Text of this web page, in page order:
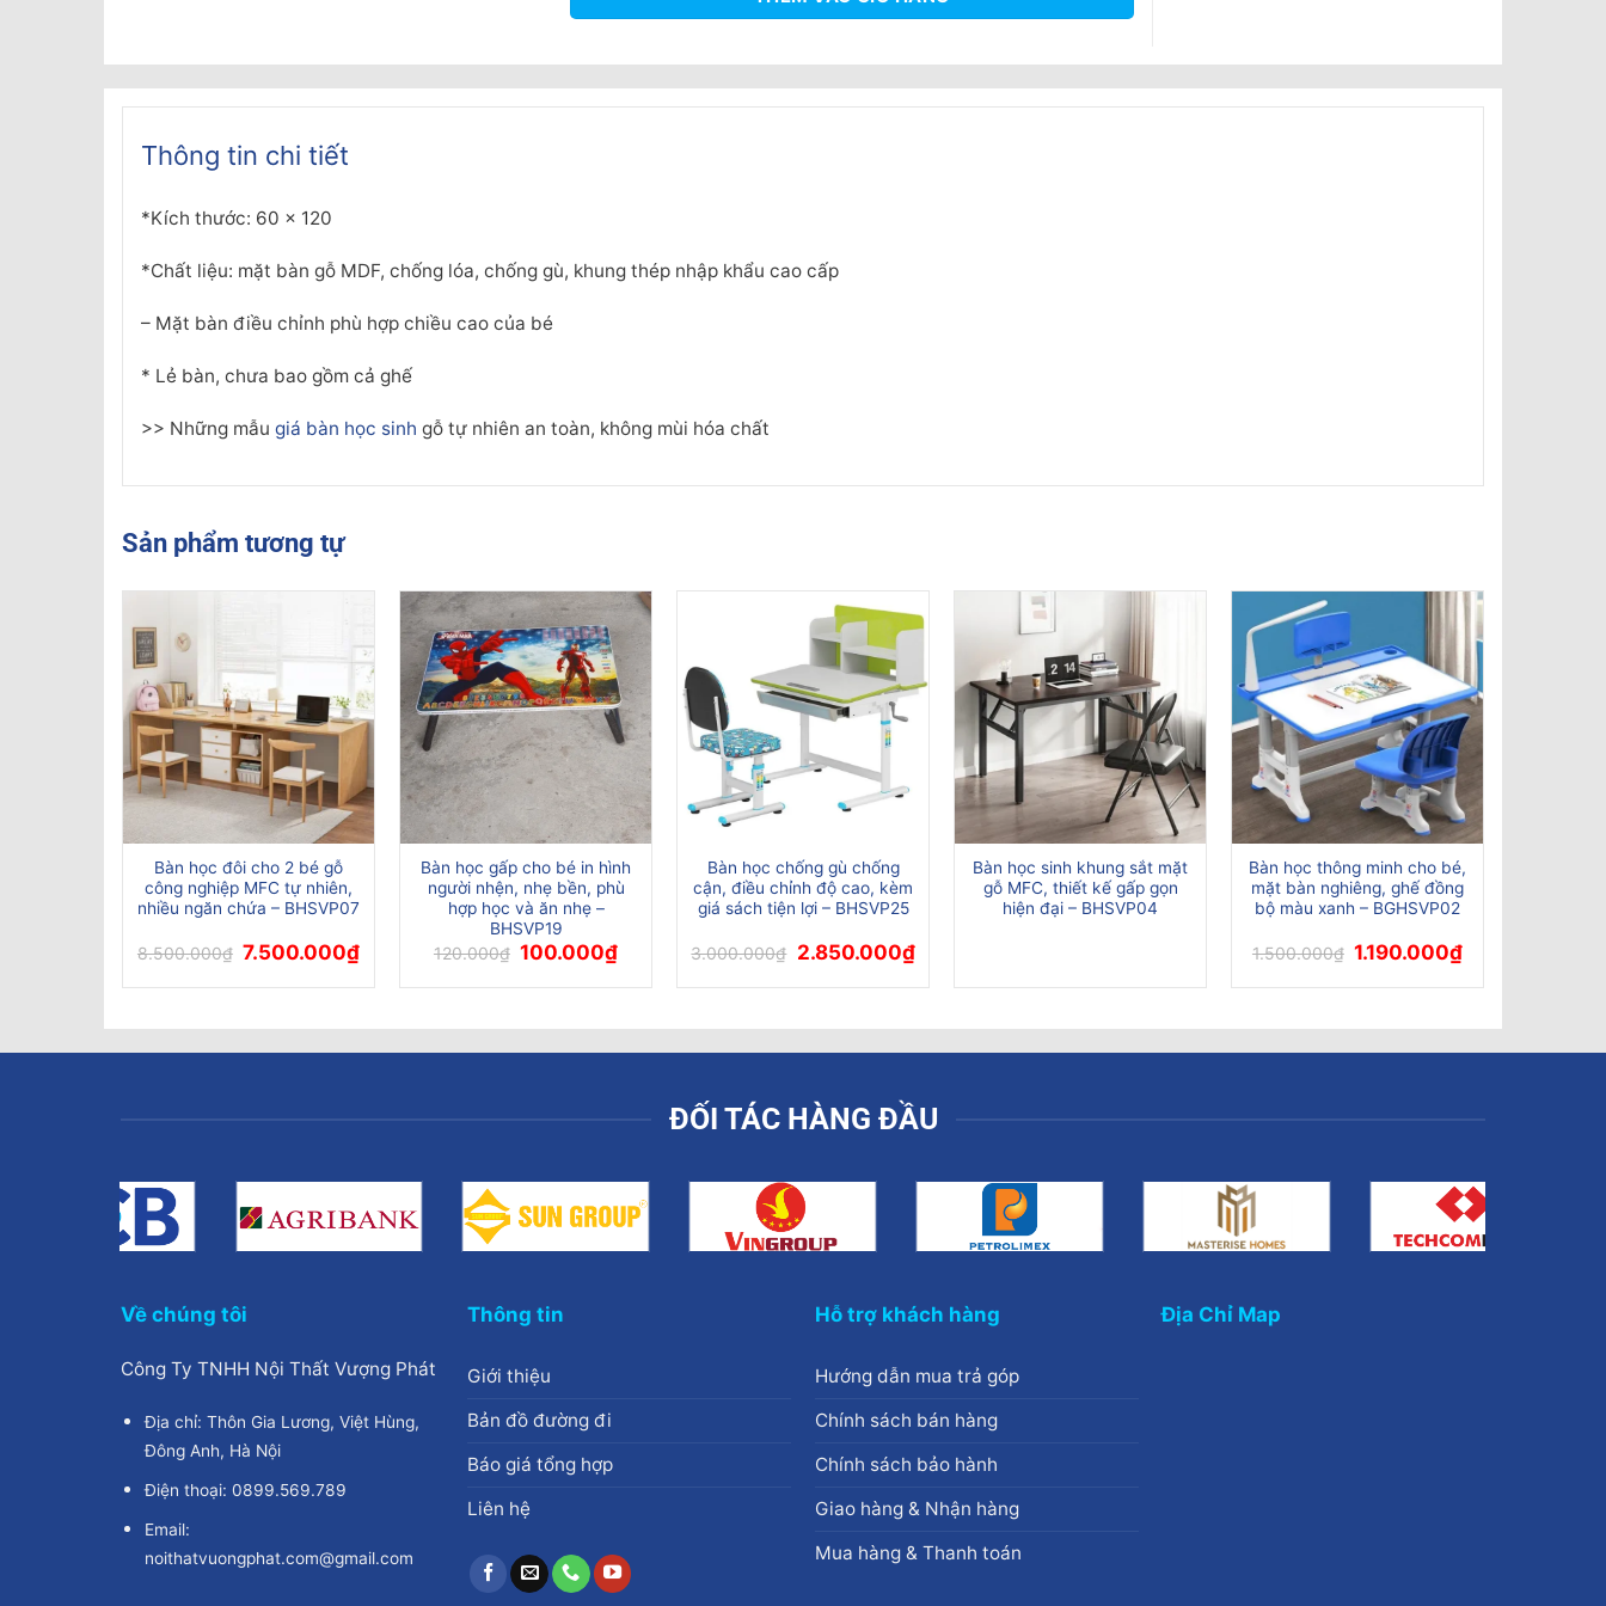
Thông tin chi tiết
*Kích thước: 60 x 120
*Chất liệu: mặt bàn gỗ MDF, chống lóa, chống gù, khung thép nhập khẩu cao cấp
– Mặt bàn điều chỉnh phù hợp chiều cao của bé
* Lẻ bàn, chưa bao gồm cả ghế
>> Những mẫu giá bàn học sinh gỗ tự nhiên an toàn, không mùi hóa chất
Sản phẩm tương tự
Bàn học đôi cho 2 bé gỗ
công nghiệp MFC tự nhiên,
nhiều ngăn chứa – BHSVP07
8.500.000₫ Giá
gốc
là:
7.500.000₫Giá
tại
Bàn học gấp cho bé in hình
người nhện, nhẹ bền, phù
hợp học và ăn nhẹ –
BHSVP19
120.000₫ Giá
gốc
là:
100.000₫Giá
tại
Bàn học chống gù chống
cận, điều chỉnh độ cao, kèm
giá sách tiện lợi – BHSVP25
3.000.000₫ Giá
gốc
là:
2.850.000₫Giá
hiện
tại
Bàn học sinh khung sắt mặt
gỗ MFC, thiết kế gấp gọn
hiện đại – BHSVP04
Bàn học thông minh cho bé,
mặt bàn nghiêng, ghế đồng
bộ màu xanh – BGHSVP02
1.500.000₫ Giá
gốc
là:
1.190.000₫Giá
tại
ĐỐI TÁC HÀNG ĐẦU
Về chúng tôi
Công Ty TNHH Nội Thất Vượng Phát
Địa chỉ: Thôn Gia Lương, Việt Hùng,
Đông Anh, Hà Nội
Điện thoại: 0899.569.789
Email:
noithatvuongphat.com@gmail.com
Thông tin
Giới thiệu
Bản đồ đường đi
Báo giá tổng hợp
Liên hệ
Hỗ trợ khách hàng
Hướng dẫn mua trả góp
Chính sách bán hàng
Chính sách bảo hành
Giao hàng & Nhận hàng
Mua hàng & Thanh toán
Địa Chỉ Map